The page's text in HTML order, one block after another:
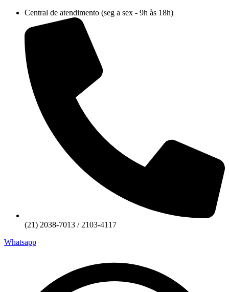
conteúdo
Central de atendimento (seg a sex - 9h às 18h)
(21) 2038-7013 / 2103-4117
Whatsapp